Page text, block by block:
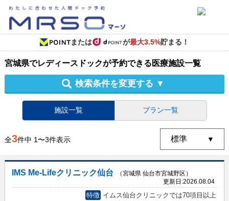
または が最大3.5%貯まる！
宮城県でレディースドックが予約できる医療施設一覧
検索条件を変更する ▼
施設一覧 プラン一覧
全3件中 1〜3件表示
IMS Me-Lifeクリニック仙台
（宮城県 仙台市宮城野区）
更新日:2026.08.04
特徴 イムス仙台クリニックでは70項目以上